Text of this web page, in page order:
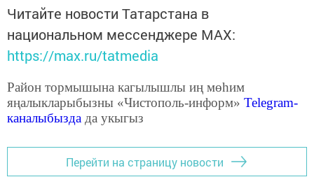
Читайте новости Татарстана в
национальном мессенджере MАХ:
https://max.ru/tatmedia
Район тормышына кагылышлы иң мөһим
яңалыкларыбызны «Чистополь-информ» Telegram-
каналыбызда да укыгыз
Перейти на страницу новости